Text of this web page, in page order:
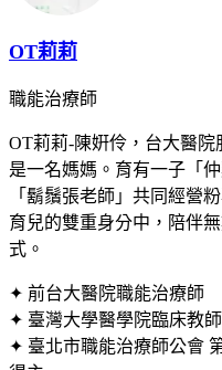
OT莉莉
職能治療師
OT莉莉-陳姸伶，台大醫
是一名媽媽。育有一子「
「鬍鬚張老師」共同經營
育兒的雙重身分中，陪伴
式。
✦ 前台大醫院職能治療師
✦ 臺灣大學醫學院臨床教師
✦ 臺北市職能治療師公會